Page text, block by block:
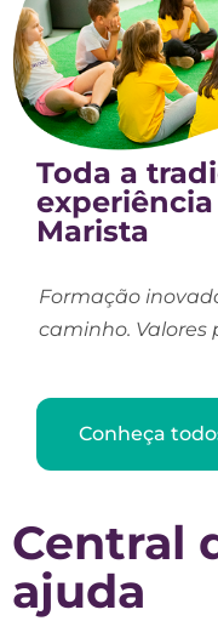
Toda a
Marista
Formação
caminho. Valores
Conheça
Central
ajuda